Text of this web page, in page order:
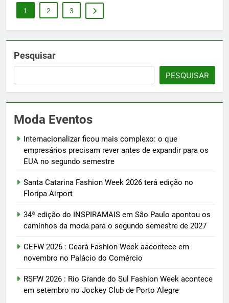
1 2 3
Pesquisar
PESQUISAR
Moda Eventos
Internacionalizar ficou mais complexo: o que
empresários precisam rever antes de expandir para os
EUA no segundo semestre
Santa Catarina Fashion Week 2026 terá edição no
Floripa Airport
34ª edição do INSPIRAMAIS em São Paulo apontou os
caminhos da moda para o segundo semestre de 2027
CEFW 2026 : Ceará Fashion Week aacontece em
novembro no Palácio do Comércio
RSFW 2026 : Rio Grande do Sul Fashion Week acontece
em setembro no Jockey Club de Porto Alegre